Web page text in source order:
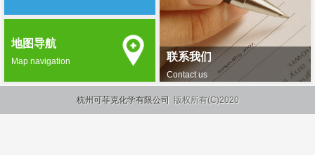
联系我们
Contact us
地图导航
Map navigation
杭州可菲克化学有限公司 版权所有(C)2020